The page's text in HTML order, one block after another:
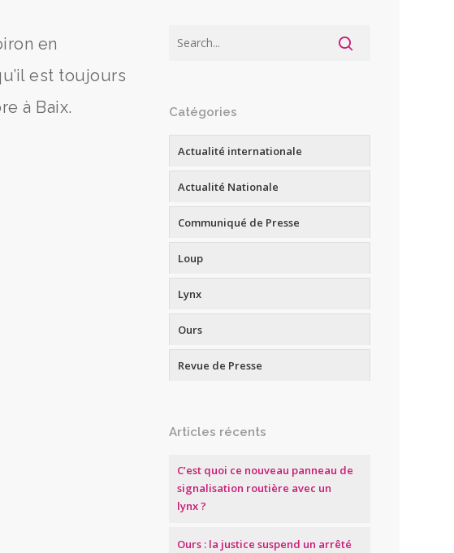
en
est toujours
à Baix.
Catégories
Actualité internationale
Actualité Nationale
Communiqué de Presse
Loup
Lynx
Ours
Revue de Presse
Articles récents
C’est quoi ce nouveau panneau de
signalisation routière avec un
lynx ?
Ours : la justice suspend un arrêté